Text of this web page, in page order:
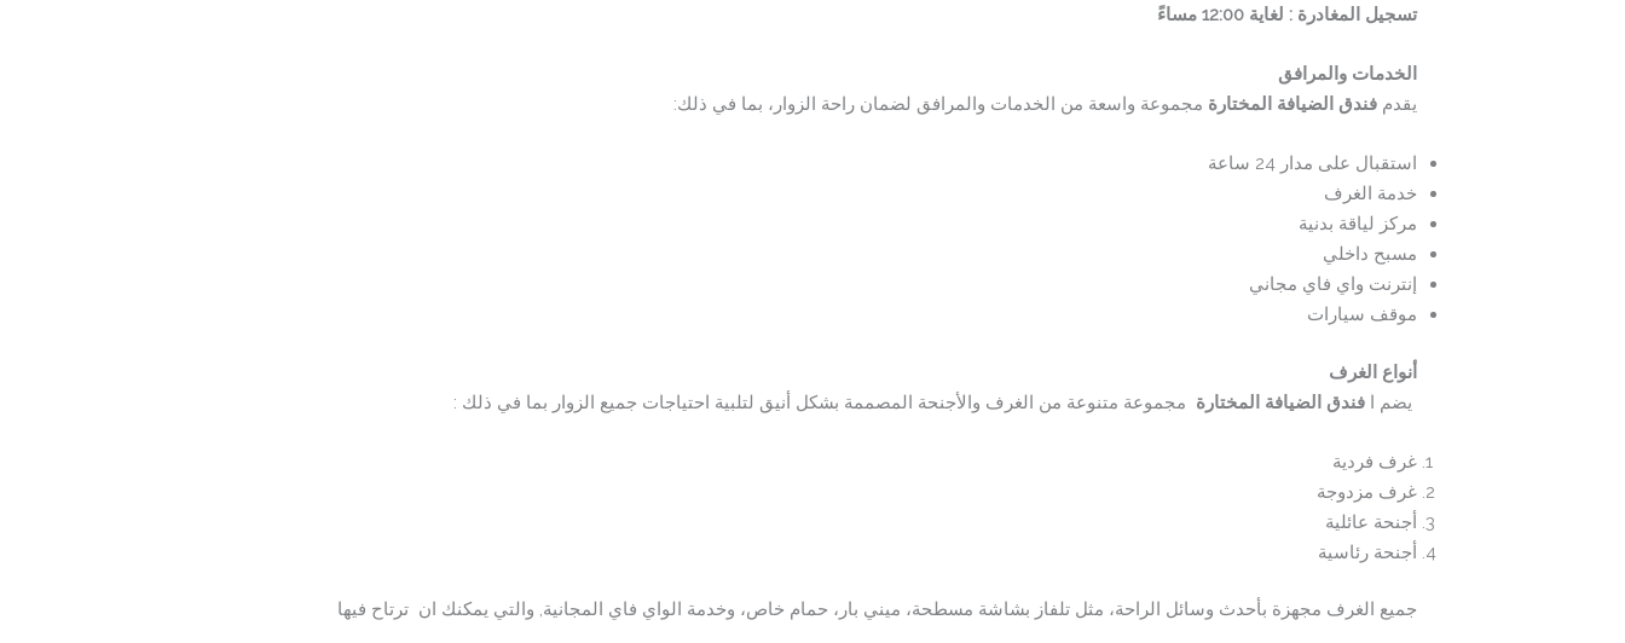
تسجيل المغادرة : لغاية 12:00 مساءً
الخدمات والمرافق
يقدمفندق الضيافة المختارة مجموعة واسعة من الخدمات والمرافق لضمان راحة الزوار، بما في ذلك:
استقبال على مدار 24 ساعة
خدمة الغرف
مركز لياقة بدنية
مسبح داخلي
إنترنت واي فاي مجاني
موقف سيارات
أنواع الغرف
يضم افندق الضيافة المختارة مجموعة متنوعة من الغرف والأجنحة المصممة بشكل أنيق لتلبية احتياجات جميع الزوار بما في ذلك :
غرف فردية
غرف مزدوجة
أجنحة عائلية
أجنحة رئاسية
جميع الغرف مجهزة بأحدث وسائل الراحة، مثل تلفاز بشاشة مسطحة، ميني بار، حمام خاص، وخدمة الواي فاي المجانية, والتي يمكنك ان ترتاح فيها